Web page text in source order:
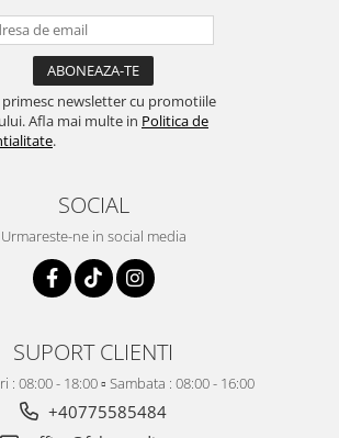
primesc newsletter cu promotiile
Afla mai multe in Politica de
.
SOCIAL
Urmareste-ne in social media
SUPORT CLIENTI
: 08:00 - 18:00 ▫️ Sambata : 08:00 - 16:00
+40775585484